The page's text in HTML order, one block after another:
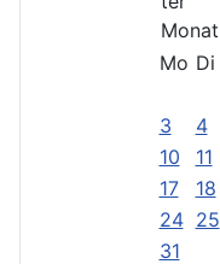
Mo Di
3
4
10
11
17
18
24 25
31